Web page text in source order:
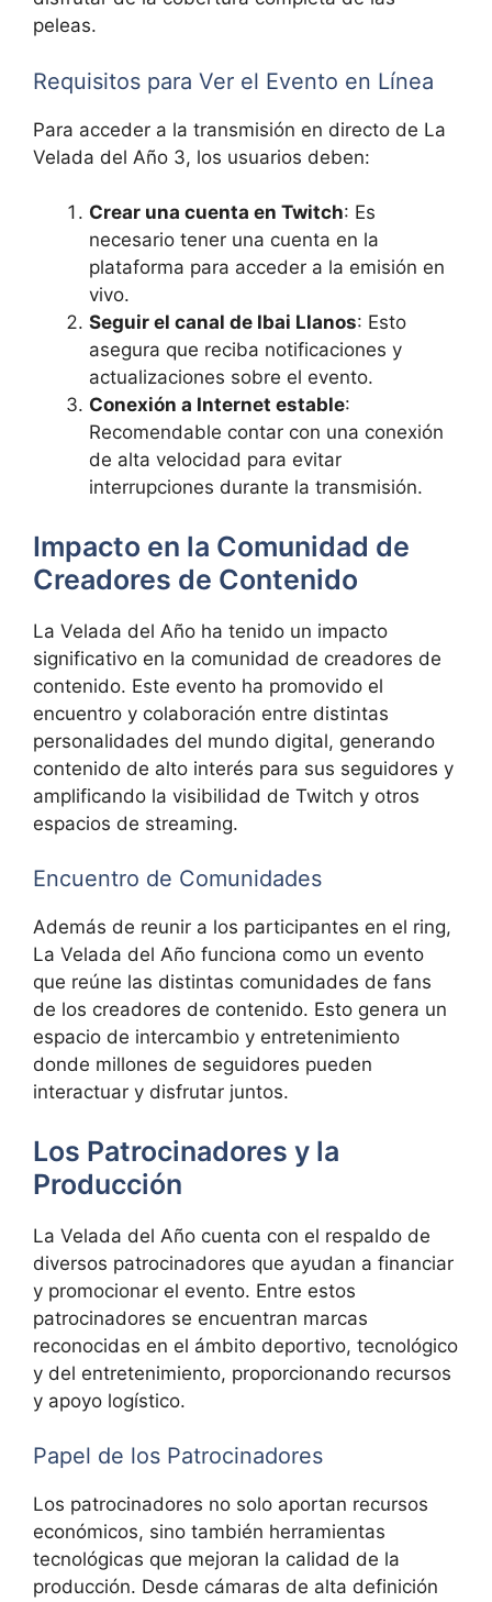
peleas.
Requisitos para Ver el Evento en Línea
Para acceder a la transmisión en directo de La
Velada del Año 3, los usuarios deben:
Crear una cuenta en Twitch: Es
necesario tener una cuenta en la
plataforma para acceder a la emisión en
vivo.
Seguir el canal de Ibai Llanos: Esto
asegura que reciba notificaciones y
actualizaciones sobre el evento.
Conexión a Internet estable:
Recomendable contar con una conexión
de alta velocidad para evitar
interrupciones durante la transmisión.
Impacto en la Comunidad de
Creadores de Contenido
La Velada del Año ha tenido un impacto
significativo en la comunidad de creadores de
contenido. Este evento ha promovido el
encuentro y colaboración entre distintas
personalidades del mundo digital, generando
contenido de alto interés para sus seguidores y
amplificando la visibilidad de Twitch y otros
espacios de streaming.
Encuentro de Comunidades
Además de reunir a los participantes en el ring,
La Velada del Año funciona como un evento
que reúne las distintas comunidades de fans
de los creadores de contenido. Esto genera un
espacio de intercambio y entretenimiento
donde millones de seguidores pueden
interactuar y disfrutar juntos.
Los Patrocinadores y la
Producción
La Velada del Año cuenta con el respaldo de
diversos patrocinadores que ayudan a financiar
y promocionar el evento. Entre estos
patrocinadores se encuentran marcas
reconocidas en el ámbito deportivo, tecnológico
y del entretenimiento, proporcionando recursos
y apoyo logístico.
Papel de los Patrocinadores
Los patrocinadores no solo aportan recursos
económicos, sino también herramientas
tecnológicas que mejoran la calidad de la
producción. Desde cámaras de alta definición